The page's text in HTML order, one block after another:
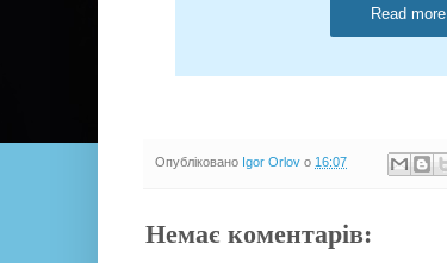
Read more
Опубліковано Igor Orlov о 16:07
Немає коментарів: